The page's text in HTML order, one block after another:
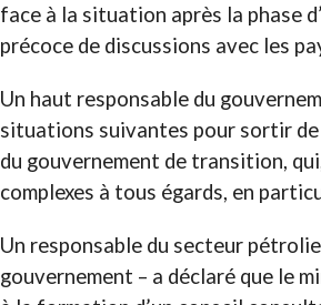
face à la situation après la phase
précoce de discussions avec les
Un haut responsable du
situations suivantes pour sortir de
du gouvernement de transition,
complexes à tous égards, en
Un responsable du secteur
gouvernement – a déclaré que le